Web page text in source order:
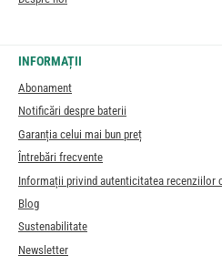
INFORMAȚII
Abonament
Notificări despre baterii
Garanția celui mai bun preț
Întrebări frecvente
Informații privind autenticitatea recenziilor
Blog
Sustenabilitate
Newsletter